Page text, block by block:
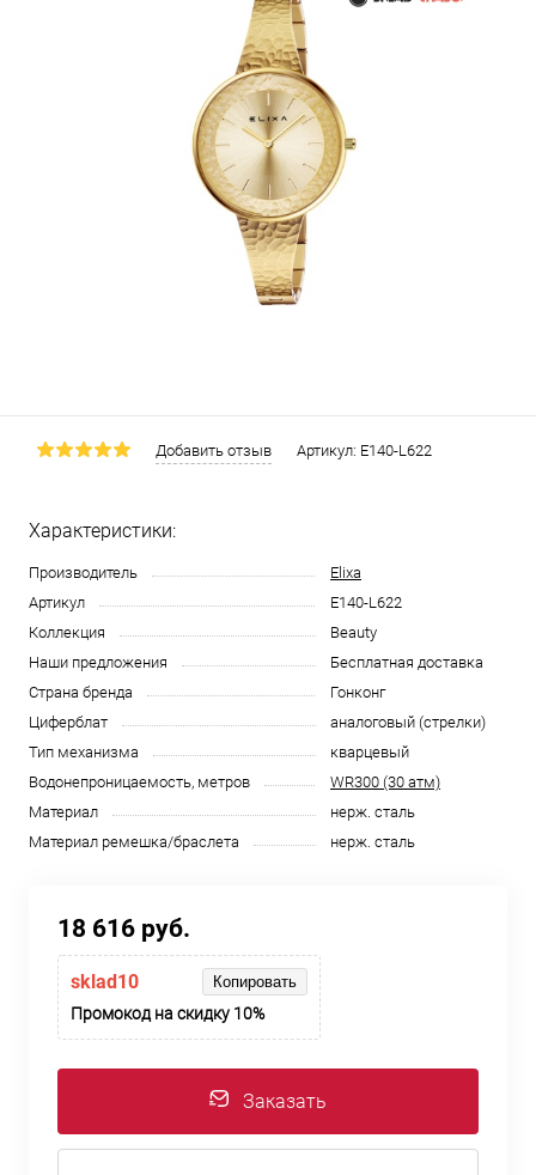
Добавить отзыв Артикул: E140-L622
Характеристики:
Производитель
Elixa
Артикул
E140-L622
Коллекция
Beauty
Наши предложения
Бесплатная доставка
Страна бренда
Гонконг
Циферблат
аналоговый (стрелки)
Тип механизма
кварцевый
Водонепроницаемость, метров
WR300 (30 атм)
Материал
нерж. сталь
Материал ремешка/браслета
нерж. сталь
18 616 руб.
sklad10 Копировать
Промокод на скидку 10%
Заказать